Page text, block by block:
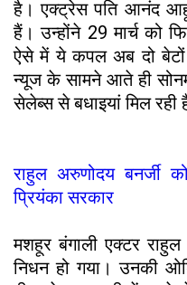
है। एक्ट्रेस पति आनंद
हैं। उन्होंने 29 मार्च को
ऐसे में ये कपल अब दो
न्यूज के सामने आते ही
सेलेब्स से बधाइयां मिल रही
राहुल अरुणोदय बनर्जी
प्रियंका सरकार
मशहूर बंगाली एक्टर
निधन हो गया। उनकी